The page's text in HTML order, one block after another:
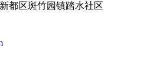
都区斑竹园镇踏水社区